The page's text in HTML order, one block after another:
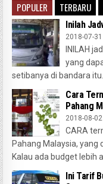
POPULER TERBARU
Inilah
2018-07-31
INILAH
yang
setibanya di bandara itu.
Cara
Pahang
2018-08-02
CARA
Pahang Malaysia, yang
Kalau ada budget lebih
Ini Tarif